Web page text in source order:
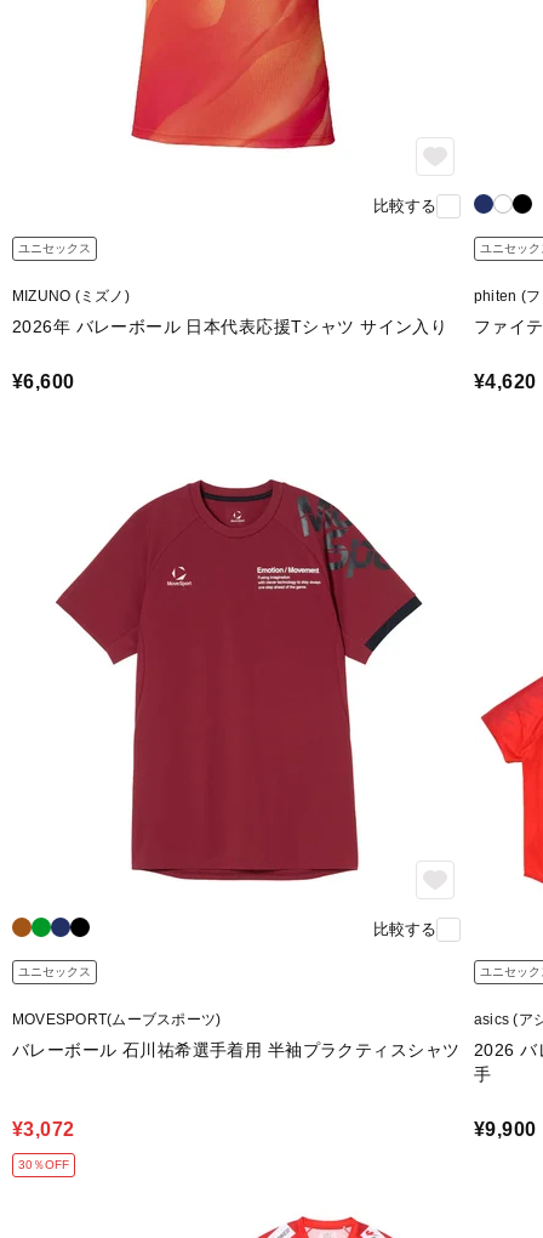
比較する
ユニセックス
MIZUNO (ミズノ)
2026年 バレーボール 日本代表応援Tシャツ サイン入り
¥6,600
ユニセック
phiten (
ファイ
¥4,620
比較する
ユニセックス
MOVESPORT(ムーブスポーツ)
バレーボール 石川祐希選手着用 半袖プラクティスシャツ
¥3,072
30％OFF
ユニセック
asics (ア
2026 バ
手
¥9,900